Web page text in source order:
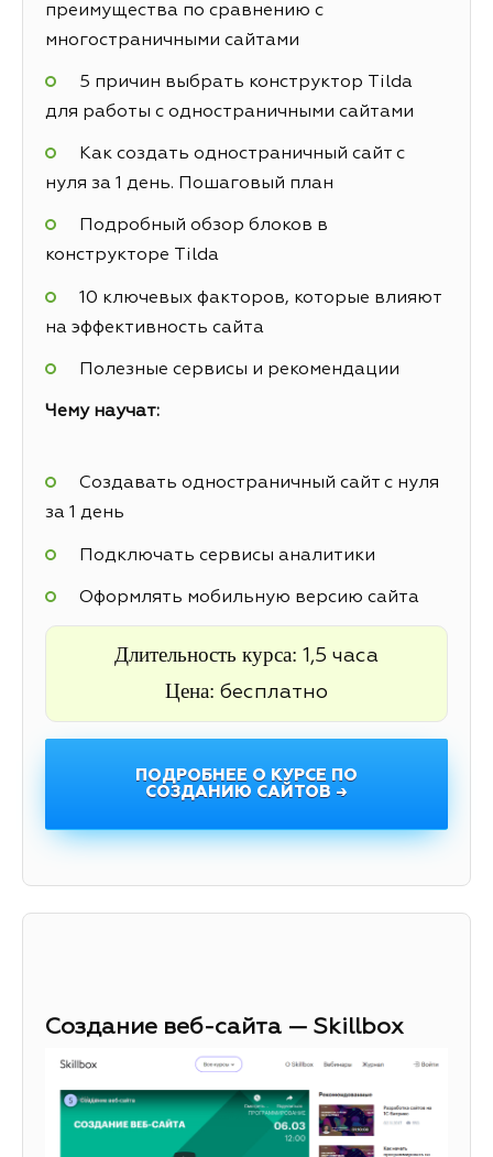
преимущества по сравнению с
многостраничными сайтами
5 причин выбрать конструктор Tilda
для работы с одностраничными сайтами
Как создать одностраничный сайт с
нуля за 1 день. Пошаговый план
Подробный обзор блоков в
конструкторе Tilda
10 ключевых факторов, которые влияют
на эффективность сайта
Полезные сервисы и рекомендации
Чему научат:
Создавать одностраничный сайт с нуля
за 1 день
Подключать сервисы аналитики
Оформлять мобильную версию сайта
Длительность курса: 1,5 часа
Цена: бесплатно
ПОДРОБНЕЕ О КУРСЕ ПО
СОЗДАНИЮ САЙТОВ →
Создание веб-сайта — Skillbox